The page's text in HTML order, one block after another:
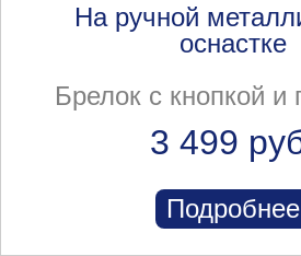
На ручной
оснастке
Брелок с кнопкой и
3 499
Подробнее